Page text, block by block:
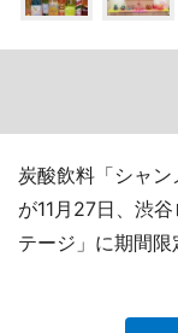
炭酸飲料「シャン
が11月27日、渋
テージ」に期間限